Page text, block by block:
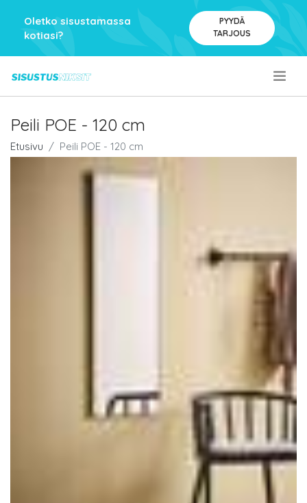
Oletko sisustamassa
kotiasi?
PYYDÄ
TARJOUS
Peili POE - 120 cm
Etusivu Peili POE - 120 cm